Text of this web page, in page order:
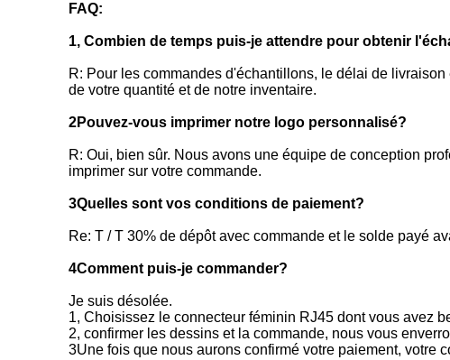
FAQ:
1, Combien de temps puis-je attendre pour obtenir
R: Pour les commandes d'échantillons, le délai de
de votre quantité et de notre inventaire.
2Pouvez-vous imprimer notre logo personnalisé?
R: Oui, bien sûr. Nous avons une équipe de conception
imprimer sur votre commande.
3Quelles sont vos conditions de paiement?
Re: T / T 30% de dépôt avec commande et le solde payé
4Comment puis-je commander?
Je suis désolée.
1, Choisissez le connecteur féminin RJ45 dont vous avez
2, confirmer les dessins et la commande, nous vous
3Une fois que nous aurons confirmé votre paiement, votre